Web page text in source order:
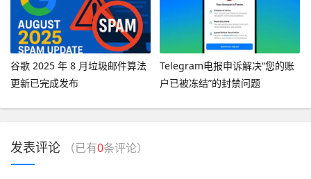
谷歌 2025 年 8 月垃圾邮件算法
更新已完成发布
Telegram电报申诉解决“您的账
户已被冻结”的封禁问题
发表评论 （已有0条评论）